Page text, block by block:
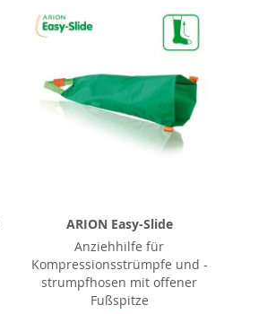
ARION Easy-Slide
Anziehhilfe für
Kompressionsstrümpfe und -
strumpfhosen mit offener
Fußspitze